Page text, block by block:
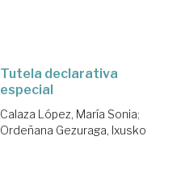
Tutela declarativa
especial
Calaza López, María Sonia;
Ordeñana Gezuraga, Ixusko